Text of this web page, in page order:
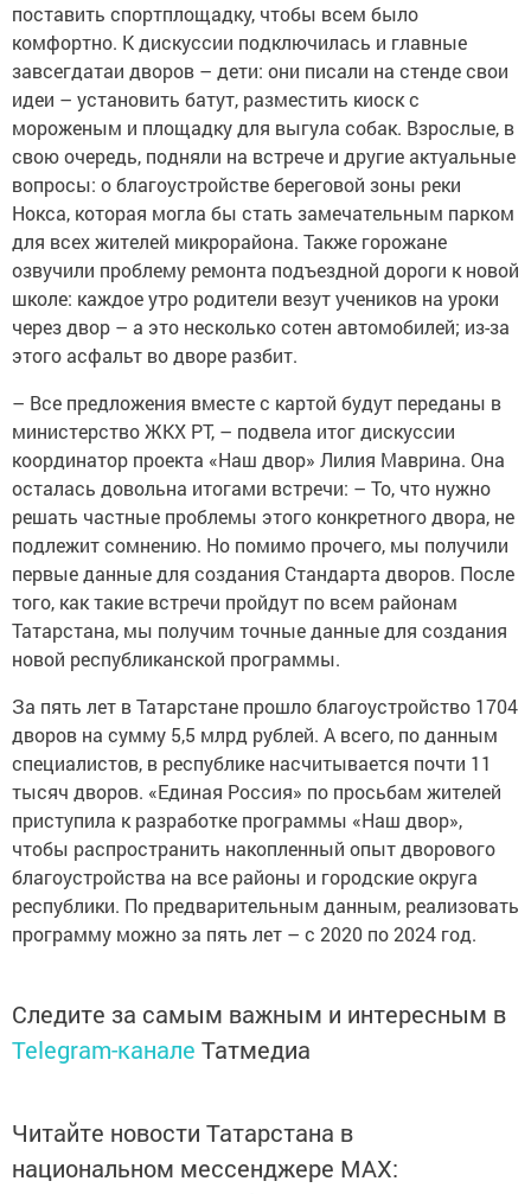
поставить спортплощадку, чтобы всем было
комфортно. К дискуссии подключилась и главные
завсегдатаи дворов – дети: они писали на стенде свои
идеи – установить батут, разместить киоск с
мороженым и площадку для выгула собак. Взрослые, в
свою очередь, подняли на встрече и другие актуальные
вопросы: о благоустройстве береговой зоны реки
Нокса, которая могла бы стать замечательным парком
для всех жителей микрорайона. Также горожане
озвучили проблему ремонта подъездной дороги к новой
школе: каждое утро родители везут учеников на уроки
через двор – а это несколько сотен автомобилей; из-за
этого асфальт во дворе разбит.
– Все предложения вместе с картой будут переданы в
министерство ЖКХ РТ, – подвела итог дискуссии
координатор проекта «Наш двор» Лилия Маврина. Она
осталась довольна итогами встречи: – То, что нужно
решать частные проблемы этого конкретного двора, не
подлежит сомнению. Но помимо прочего, мы получили
первые данные для создания Стандарта дворов. После
того, как такие встречи пройдут по всем районам
Татарстана, мы получим точные данные для создания
новой республиканской программы.
За пять лет в Татарстане прошло благоустройство 1704
дворов на сумму 5,5 млрд рублей. А всего, по данным
специалистов, в республике насчитывается почти 11
тысяч дворов. «Единая Россия» по просьбам жителей
приступила к разработке программы «Наш двор»,
чтобы распространить накопленный опыт дворового
благоустройства на все районы и городские округа
республики. По предварительным данным, реализовать
программу можно за пять лет – с 2020 по 2024 год.
Следите за самым важным и интересным в
Telegram-канале Татмедиа
Читайте новости Татарстана в
национальном мессенджере MАХ: